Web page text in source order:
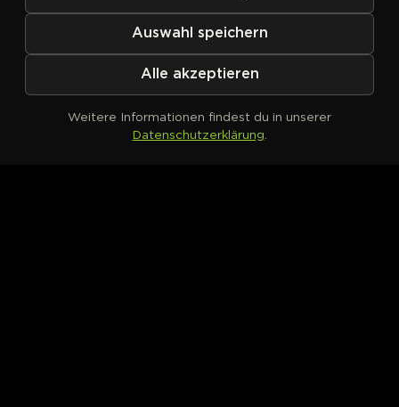
Kein Produkt definiert
Auswahl speichern
Alle akzeptieren
Weitere Informationen findest du in unserer
Datenschutzerklärung